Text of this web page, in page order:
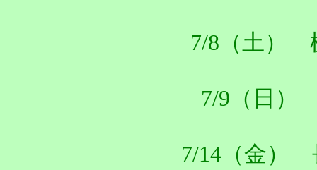
7/8（土）
7/9（日）
7/14（金）